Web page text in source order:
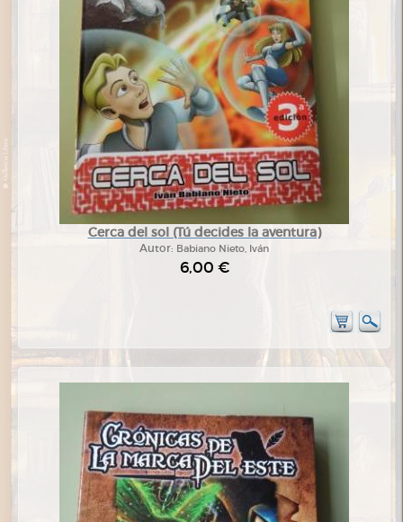
Cerca del sol (Tú decides la aventura)
Autor: Babiano Nieto, Iván
6,00 €